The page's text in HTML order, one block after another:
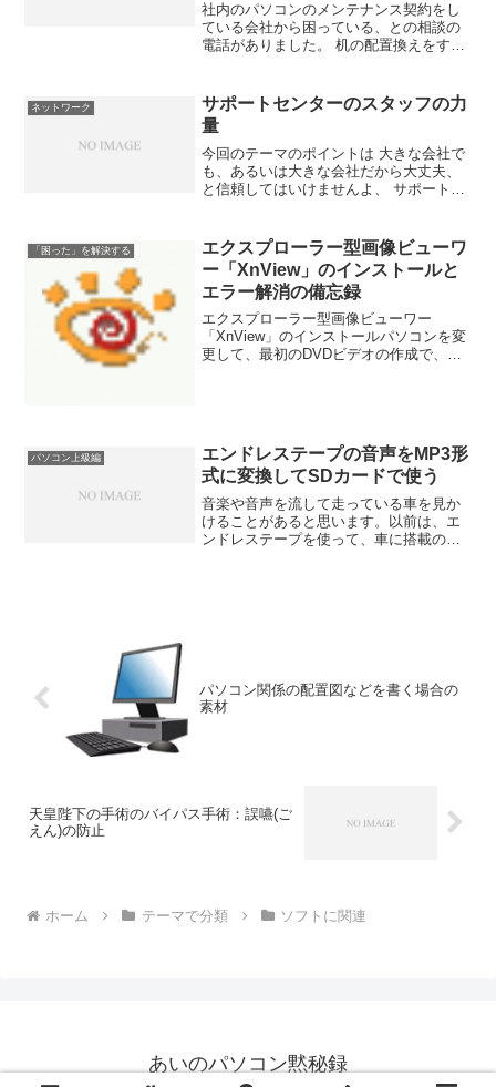
社内のパソコンのメンテナンス契約をし
ている会社から困っている、との相談の
電話がありました。 机の配置換えをする
ている、という内容でした。電話で状況
とか症状を聞いたのです...
ネットワーク
サポートセンターのスタッフの力
量
今回のテーマのポイントは 大きな会社で
も、あるいは大きな会社だから大丈夫、
と信頼してはいけませんよ、 サポートセ
当者の力量によりますよ、 という話で
す。なぜ、こんな文章...
「困った」を解決する
エクスプローラー型画像ビューワ
ー「XnView」のインストールと
エラー解消の備忘録
エクスプローラー型画像ビューワー
「XnView」のインストールパソコンを変
更して、最初のDVDビデオの作成で、素
パソコン上級編
エンドレステープの音声をMP3形
式に変換してSDカードで使う
音楽や音声を流して走っている車を見か
けることがあると思います。以前は、エ
ンドレステープを使って、車に搭載のス
パソコン関係の配置図などを書く場合の
素材
天皇陛下の手術のバイパス手術：誤嚥(ご
えん)の防止
ホーム テーマで分類 ソフトに関連
あいのパソコン黙秘録